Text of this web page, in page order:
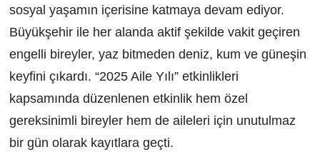
sosyal yaşamın içerisine katmaya devam ediyor.
Büyükşehir ile her alanda aktif şekilde vakit geçiren
engelli bireyler, yaz bitmeden deniz, kum ve güneşin
keyfini çıkardı. “2025 Aile Yılı” etkinlikleri
kapsamında düzenlenen etkinlik hem özel
gereksinimli bireyler hem de aileleri için unutulmaz
bir gün olarak kayıtlara geçti.